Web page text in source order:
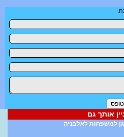
אותך גם
למשפחות לאלבניה